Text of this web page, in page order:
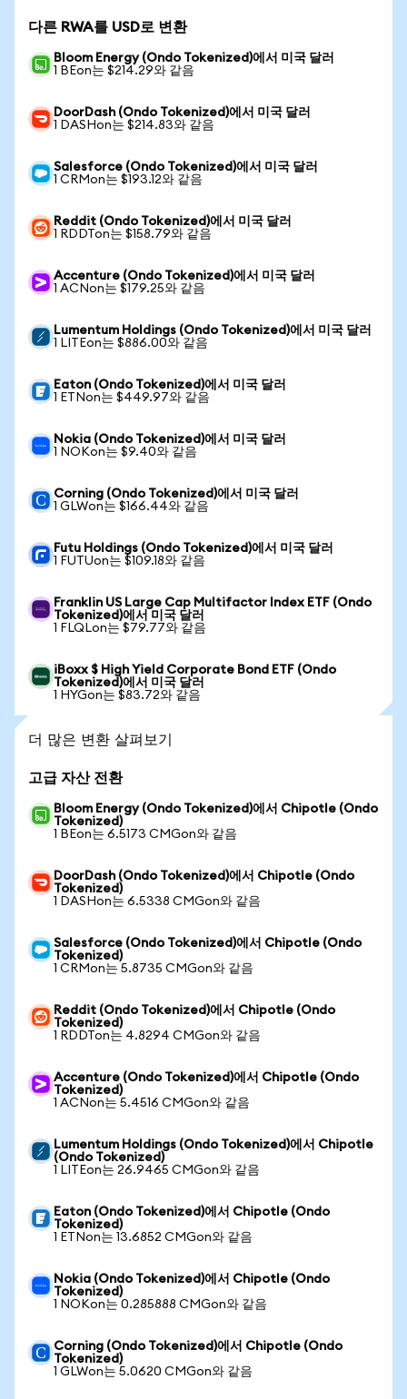
다른 RWA를 USD로 변환
Bloom Energy (Ondo Tokenized)에서 미국 달러
1 BEon는 $214.29와 같음
DoorDash (Ondo Tokenized)에서 미국 달러
1 DASHon는 $214.83와 같음
Salesforce (Ondo Tokenized)에서 미국 달러
1 CRMon는 $193.12와 같음
Reddit (Ondo Tokenized)에서 미국 달러
1 RDDTon는 $158.79와 같음
Accenture (Ondo Tokenized)에서 미국 달러
1 ACNon는 $179.25와 같음
Lumentum Holdings (Ondo Tokenized)에서 미국 달러
1 LITEon는 $886.00와 같음
Eaton (Ondo Tokenized)에서 미국 달러
1 ETNon는 $449.97와 같음
Nokia (Ondo Tokenized)에서 미국 달러
1 NOKon는 $9.40와 같음
Corning (Ondo Tokenized)에서 미국 달러
1 GLWon는 $166.44와 같음
Futu Holdings (Ondo Tokenized)에서 미국 달러
1 FUTUon는 $109.18와 같음
Franklin US Large Cap Multifactor Index ETF (Ondo
Tokenized)에서 미국 달러
1 FLQLon는 $79.77와 같음
iBoxx $ High Yield Corporate Bond ETF (Ondo
Tokenized)에서 미국 달러
1 HYGon는 $83.72와 같음
더 많은 변환 살펴보기
고급 자산 전환
Bloom Energy (Ondo Tokenized)에서 Chipotle (Ondo
Tokenized)
1 BEon는 6.5173 CMGon와 같음
DoorDash (Ondo Tokenized)에서 Chipotle (Ondo
Tokenized)
1 DASHon는 6.5338 CMGon와 같음
Salesforce (Ondo Tokenized)에서 Chipotle (Ondo
Tokenized)
1 CRMon는 5.8735 CMGon와 같음
Reddit (Ondo Tokenized)에서 Chipotle (Ondo
Tokenized)
1 RDDTon는 4.8294 CMGon와 같음
Accenture (Ondo Tokenized)에서 Chipotle (Ondo
Tokenized)
1 ACNon는 5.4516 CMGon와 같음
Lumentum Holdings (Ondo Tokenized)에서 Chipotle
(Ondo Tokenized)
1 LITEon는 26.9465 CMGon와 같음
Eaton (Ondo Tokenized)에서 Chipotle (Ondo
Tokenized)
1 ETNon는 13.6852 CMGon와 같음
Nokia (Ondo Tokenized)에서 Chipotle (Ondo
Tokenized)
1 NOKon는 0.285888 CMGon와 같음
Corning (Ondo Tokenized)에서 Chipotle (Ondo
Tokenized)
1 GLWon는 5.0620 CMGon와 같음